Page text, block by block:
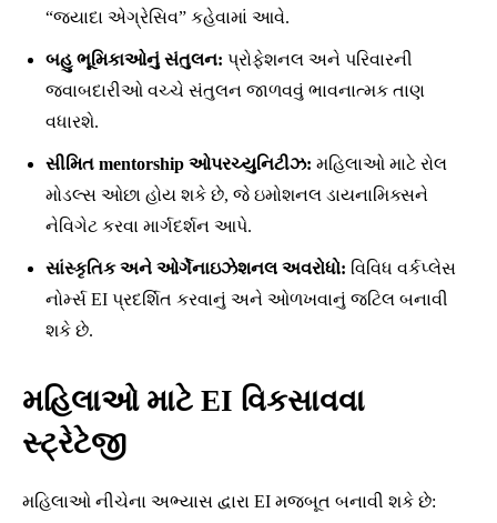
“જ્યાદા એગ્રેસિવ” કહેવામાં આવે.
બહુ ભૂમિકાઓનું સંતુલન: પ્રોફેશનલ અને પરિવારની
જવાબદારીઓ વચ્ચે સંતુલન જાળવવું ભાવનાત્મક તાણ
વધારશે.
સીમિત mentorship ઓપરચ્યુનિટીઝ: મહિલાઓ માટે રોલ
મોડલ્સ ઓછા હોય શકે છે, જે ઇમોશનલ ડાયનામિક્સને
નેવિગેટ કરવા માર્ગદર્શન આપે.
સાંસ્કૃતિક અને ઓર્ગેનાઇઝેશનલ અવરોધો: વિવિધ વર્કપ્લેસ
નોર્મ્સ EI પ્રદર્શિત કરવાનું અને ઓળખવાનું જટિલ બનાવી
શકે છે.
મહિલાઓ માટે EI વિકસાવવા
સ્ટ્રેટેજી
મહિલાઓ નીચેના અભ્યાસ દ્વારા EI મજબૂત બનાવી શકે છે: